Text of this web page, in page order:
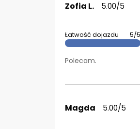
Zofia L. 5.00/5
Łatwość dojazdu 5/5
Polecam.
Magda 5.00/5